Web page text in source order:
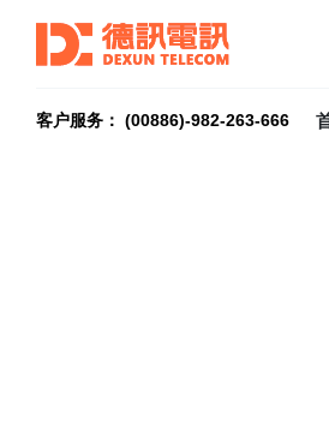
客户服务： (00886)-982-263-666